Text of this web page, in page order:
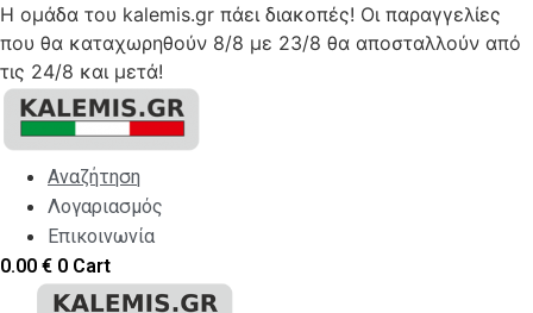
Η ομάδα του kalemis.gr πάει διακοπές! Οι παραγγελίες
που θα καταχωρηθούν 8/8 με 23/8 θα αποσταλλούν από
τις 24/8 και μετά!
Skip
content
Αναζήτηση
Λογαριασμός
Επικοινωνία
0.00 € 0 Cart